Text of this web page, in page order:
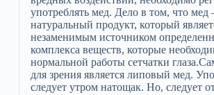
употреблять мед. Дело в том, что мед
натуральный продукт, который
незаменимым источником
комплекса веществ, которые
нормальной работы сетчатки
для зрения является липовый мед.
следует утром натощак. Но, следует